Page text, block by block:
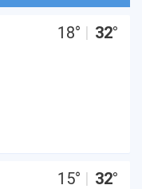
18° | 32°
15° | 32°